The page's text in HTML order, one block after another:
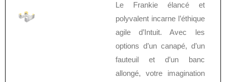
Le Frankie élancé et
polyvalent incarne l’éthique
agile d’Intuit. Avec les
options d’un canapé, d’un
fauteuil et d’un banc
allongé, votre imagination